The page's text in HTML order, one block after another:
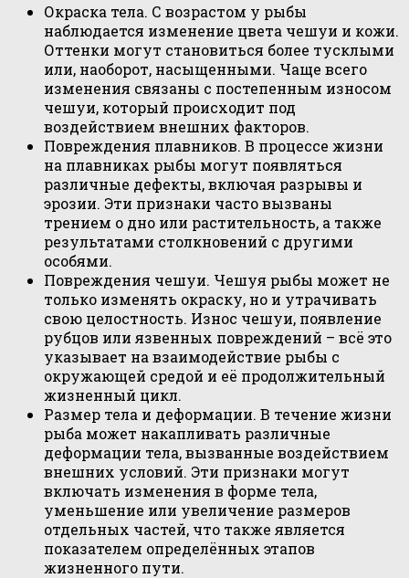
Окраска тела. С возрастом у рыбы
наблюдается изменение цвета чешуи и кожи.
Оттенки могут становиться более тусклыми
или, наоборот, насыщенными. Чаще всего
изменения связаны с постепенным износом
чешуи, который происходит под
воздействием внешних факторов.
Повреждения плавников. В процессе жизни
на плавниках рыбы могут появляться
различные дефекты, включая разрывы и
эрозии. Эти признаки часто вызваны
трением о дно или растительность, а также
результатами столкновений с другими
особями.
Повреждения чешуи. Чешуя рыбы может не
только изменять окраску, но и утрачивать
свою целостность. Износ чешуи, появление
рубцов или язвенных повреждений – всё это
указывает на взаимодействие рыбы с
окружающей средой и её продолжительный
жизненный цикл.
Размер тела и деформации. В течение жизни
рыба может накапливать различные
деформации тела, вызванные воздействием
внешних условий. Эти признаки могут
включать изменения в форме тела,
уменьшение или увеличение размеров
отдельных частей, что также является
показателем определённых этапов
жизненного пути.